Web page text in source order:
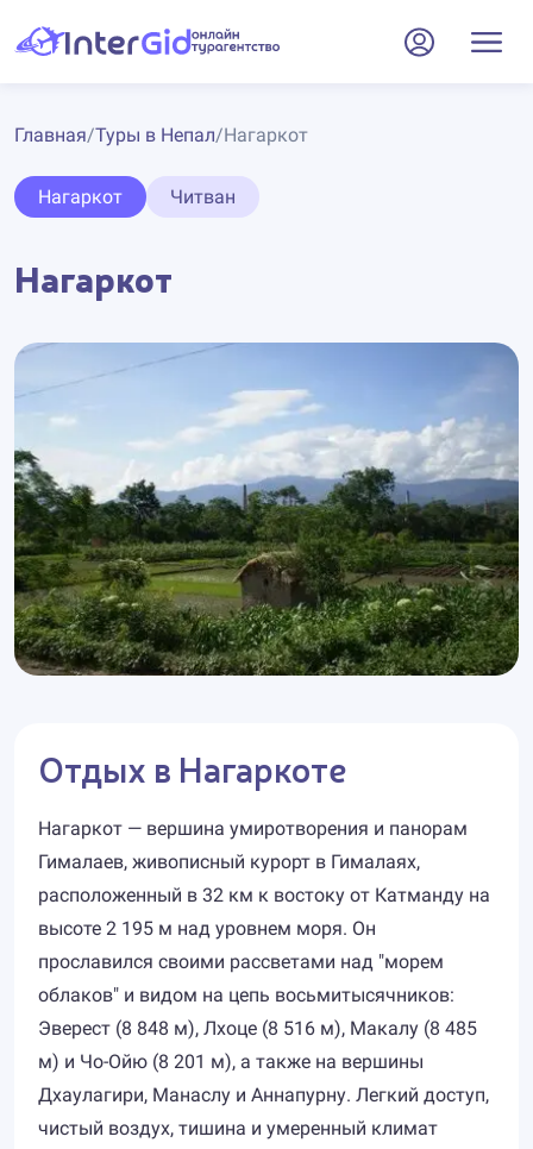
Главная/Туры в Непал/Нагаркот
Нагаркот Читван
Нагаркот
Отдых в Нагаркоте
Нагаркот — вершина умиротворения и панорам
Гималаев, живописный курорт в Гималаях,
расположенный в 32 км к востоку от Катманду на
высоте 2 195 м над уровнем моря. Он
прославился своими рассветами над "морем
облаков" и видом на цепь восьмитысячников:
Эверест (8 848 м), Лхоце (8 516 м), Макалу (8 485
м) и Чо-Ойю (8 201 м), а также на вершины
Дхаулагири, Манаслу и Аннапурну. Легкий доступ,
чистый воздух, тишина и умеренный климат